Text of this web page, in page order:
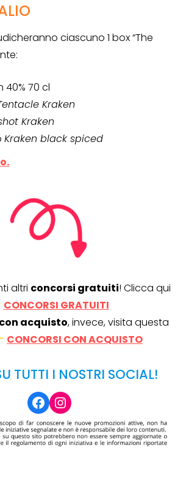
ciascuno 1 box “The
40% 70 cl
Kraken
Kraken
Kraken black spiced
altri concorsi gratuiti! Clicca qui
CONCORSI GRATUITI
acquisto, invece, visita questa
CONCORSI CON ACQUISTO
TUTTI I NOSTRI SOCIAL!
Facebook
Instagram